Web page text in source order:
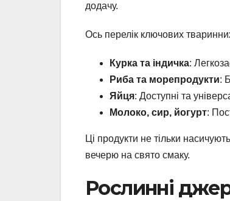
додачу.
Ось перелік ключових
Курка та індичка:
Риба та морепродукти:
Яйця: Доступні та
Молоко, сир, йогурт:
Ці продукти не тільки
вечерю на свято смаку.
Рослинні